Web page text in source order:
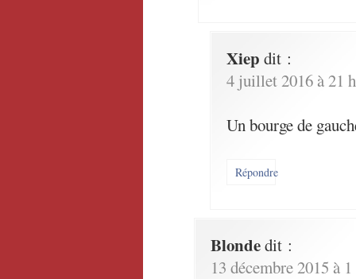
Xiep dit :
4 juillet 2016 à 21
Un bourge de
Répondre
Blondedit :
13 décembre 2015 à